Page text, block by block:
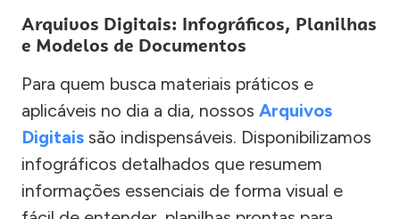
Arquivos Digitais: Infográficos, Planilhas
e Modelos de Documentos
Para quem busca materiais práticos e
aplicáveis no dia a dia, nossos Arquivos
Digitais são indispensáveis. Disponibilizamos
infográficos detalhados que resumem
informações essenciais de forma visual e